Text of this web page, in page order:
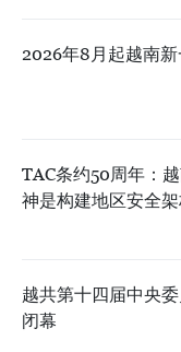
2026年8月起越南
TAC条约50周年：
神是构建地区安全
越共第十四届中央
闭幕